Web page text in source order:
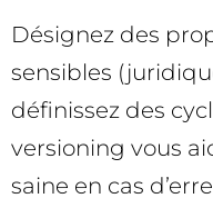
Désignez des
sensibles
définissez des
versioning vous
saine en cas